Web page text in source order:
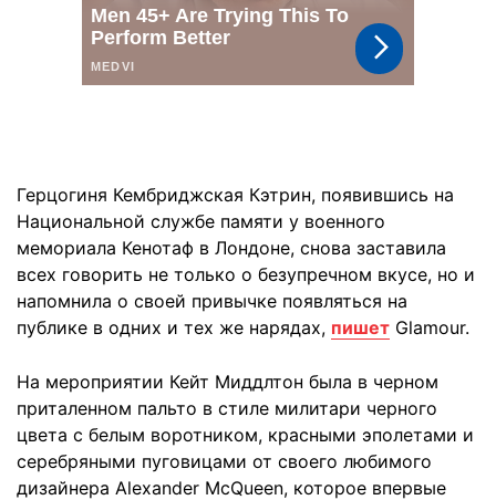
Герцогиня Кембриджская Кэтрин, появившись на
Национальной службе памяти у военного
мемориала Кенотаф в Лондоне, снова заставила
всех говорить не только о безупречном вкусе, но и
напомнила о своей привычке появляться на
публике в одних и тех же нарядах, пишет Glamour.
На мероприятии Кейт Миддлтон была в черном
приталенном пальто в стиле милитари черного
цвета с белым воротником, красными эполетами и
серебряными пуговицами от своего любимого
дизайнера Alexander McQueen, которое впервые